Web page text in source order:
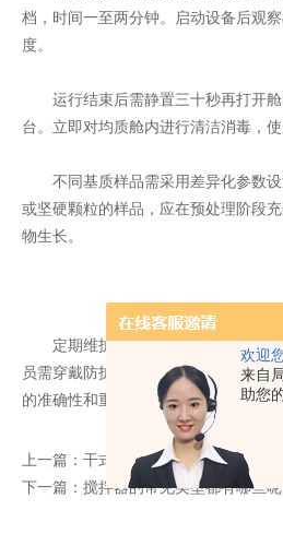
欢迎
来自
助您
档，时间一至两分钟。启动设备后观
度。
运行结束后需静置三十秒再打开舱
台。立即对均质舱内进行清洁消毒，
不同基质样品需采用差异化参数设
或坚硬颗粒的样品，应在预处理阶段
物生长。
定期维护包括检查拍打片磨损情况
员需穿戴防护服、口罩及护目镜，整
的准确性和重现性。
上一篇： 干式恒温器在微量样品浓缩过
下一篇： 搅拌器的常见类型都有哪些呢